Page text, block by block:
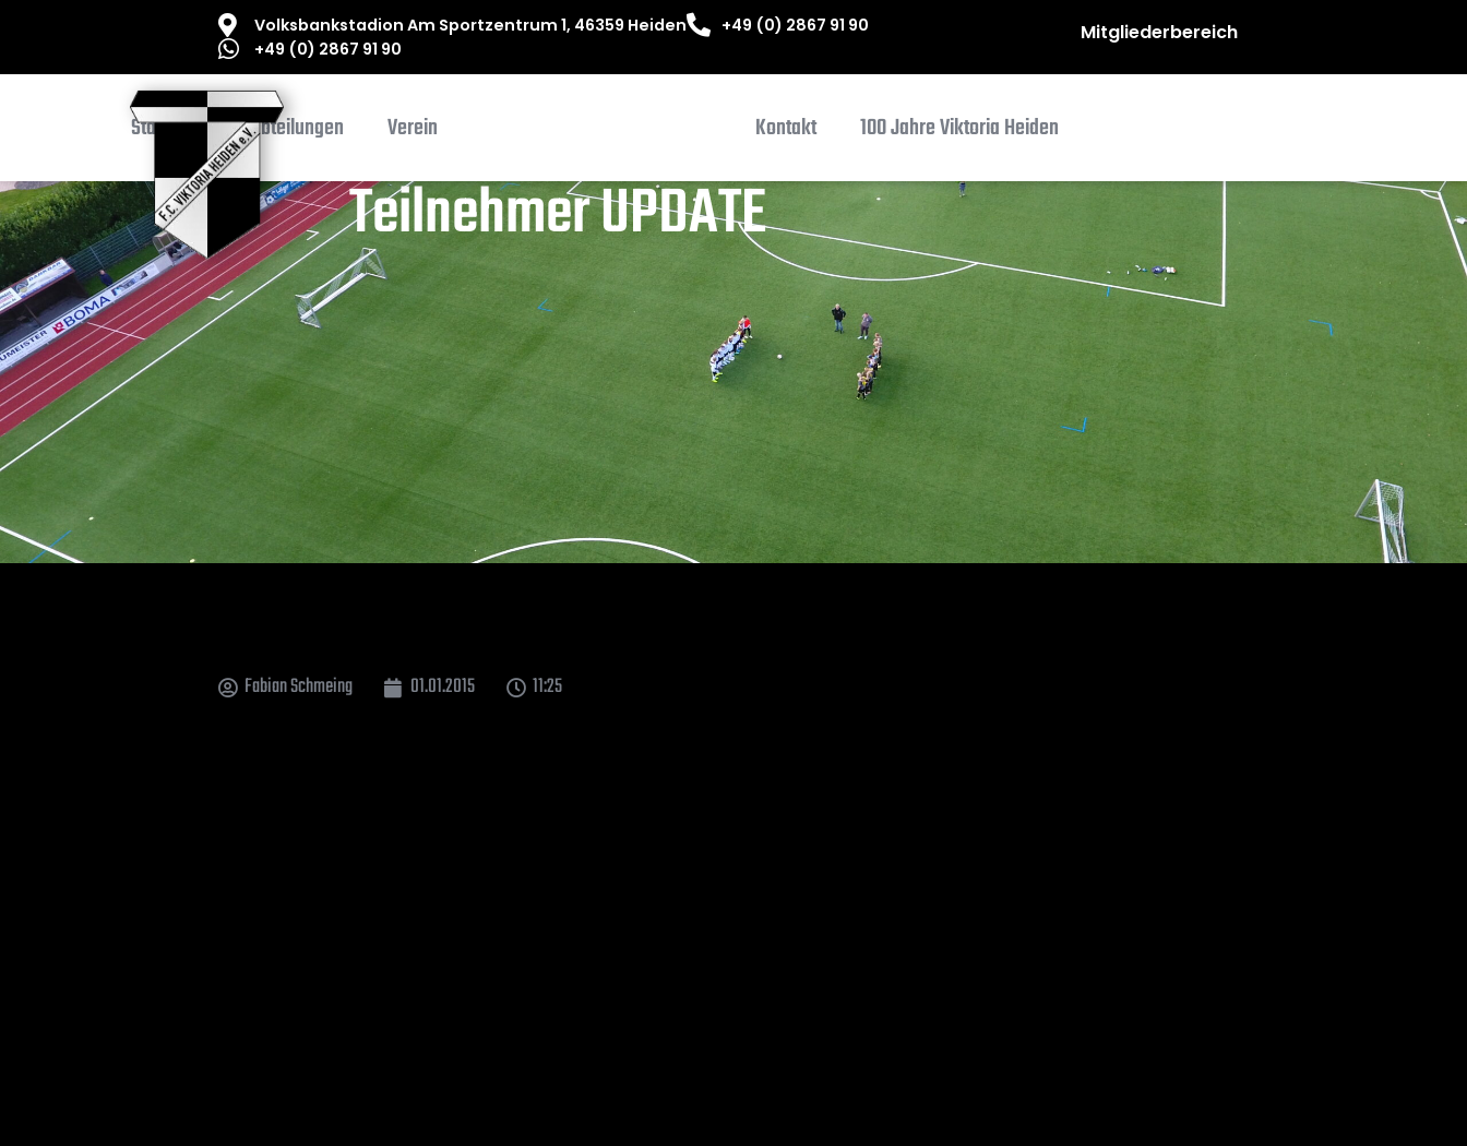
Volksbankstadion Am Sportzentrum 1, 46359 Heiden
+49 (0) 2867 91 90
+49 (0) 2867 91 90
Mitgliederbereich
Startseite Abteilungen Verein Kontakt 100 Jahre Viktoria Heiden
Teilnehmer UPDATE
Fabian Schmeing 01.01.2015 11:25